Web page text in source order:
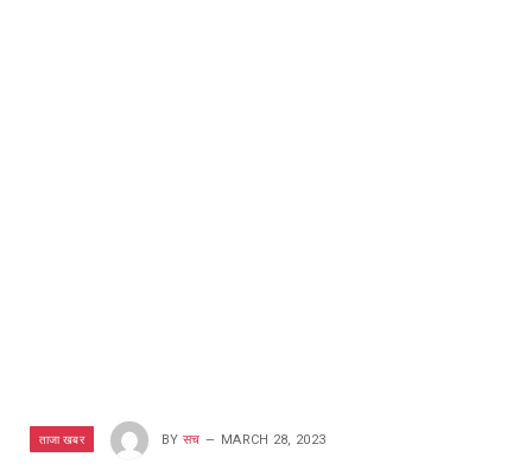
ताजा खबर BY सच MARCH 28, 2023